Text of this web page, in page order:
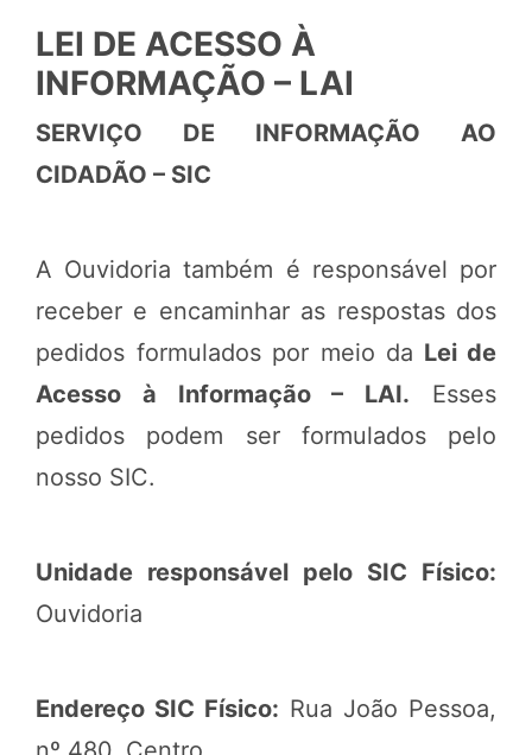
LEI DE ACESSO À
INFORMAÇÃO – LAI
SERVIÇO DE INFORMAÇÃO AO
CIDADÃO – SIC
A Ouvidoria também é responsável por
receber e encaminhar as respostas dos
pedidos formulados por meio da Lei de
Acesso à Informação – LAI. Esses
pedidos podem ser formulados pelo
nosso SIC.
Unidade responsável pelo SIC Físico:
Ouvidoria
Endereço SIC Físico: Rua João Pessoa,